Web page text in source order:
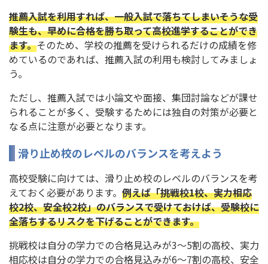
推薦入試を利用すれば、一般入試で落ちてしまいそうな受
験生も、早めに合格を勝ち取って高校進学することができ
ます。そのため、学校の推薦を受けられるだけの成績を修
めているのであれば、推薦入試の利用も検討してみましょ
う。
ただし、推薦入試では小論文や面接、集団討論などが課せ
られることが多く、受験するためには独自の対策が必要と
なる点に注意が必要となります。
滑り止め校のレベルのバランスを考えよう
高校受験に向けては、滑り止め校のレベルのバランスを考
えておく必要があります。 例えば「挑戦校1校、実力相応
校2校、安全校2校」のバランスで受けておけば、受験校に
全落ちするリスクを下げることができます。
挑戦校は自分の学力での合格見込みが3～5割の高校、実力
相応校は自分の学力での合格見込みが6～7割の高校、安全